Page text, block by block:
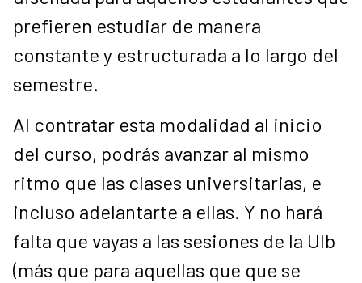
prefieren estudiar de manera
constante y estructurada a lo largo del
semestre.
Al contratar esta modalidad al inicio
del curso, podrás avanzar al mismo
ritmo que las clases universitarias, e
incluso adelantarte a ellas. Y no hará
falta que vayas a las sesiones de la UIb
(más que para aquellas que que se